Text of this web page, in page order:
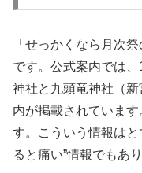
「せっかくなら月次
です。公式案内では
神社と九頭竜神社（
内が掲載されていま
す。こういう情報は
ると痛い”情報でもあり